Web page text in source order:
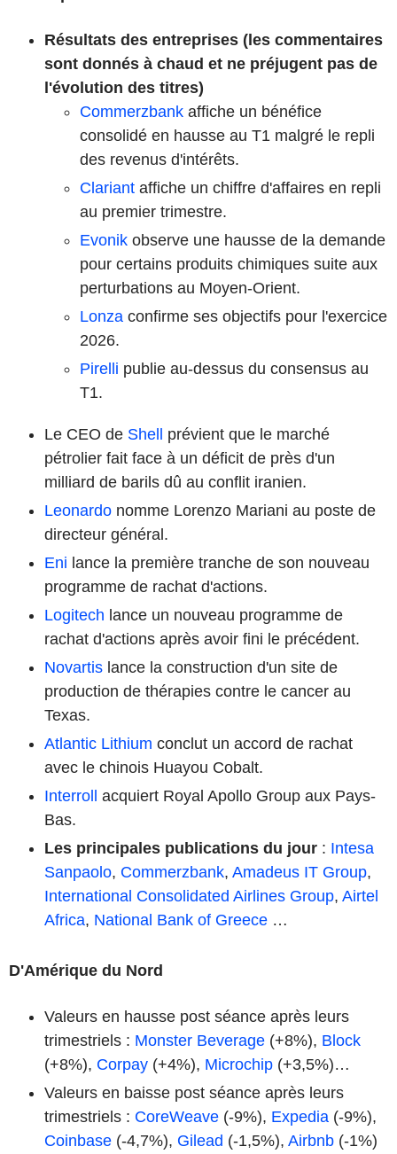
Résultats des entreprises (les commentaires
sont donnés à chaud et ne préjugent pas de
l'évolution des titres)
Commerzbank affiche un bénéfice
consolidé en hausse au T1 malgré le repli
des revenus d'intérêts.
Clariant affiche un chiffre d'affaires en repli
au premier trimestre.
Evonik observe une hausse de la demande
pour certains produits chimiques suite aux
perturbations au Moyen-Orient.
Lonza confirme ses objectifs pour l'exercice
2026.
Pirelli publie au-dessus du consensus au
T1.
Le CEO de Shell prévient que le marché
pétrolier fait face à un déficit de près d'un
milliard de barils dû au conflit iranien.
Leonardo nomme Lorenzo Mariani au poste de
directeur général.
Eni lance la première tranche de son nouveau
programme de rachat d'actions.
Logitech lance un nouveau programme de
rachat d'actions après avoir fini le précédent.
Novartis lance la construction d'un site de
production de thérapies contre le cancer au
Texas.
Atlantic Lithium conclut un accord de rachat
avec le chinois Huayou Cobalt.
Interroll acquiert Royal Apollo Group aux Pays-
Bas.
Les principales publications du jour : Intesa
Sanpaolo, Commerzbank, Amadeus IT Group,
International Consolidated Airlines Group, Airtel
Africa, National Bank of Greece …
D'Amérique du Nord
Valeurs en hausse post séance après leurs
trimestriels : Monster Beverage (+8%), Block
(+8%), Corpay (+4%), Microchip (+3,5%)…
Valeurs en baisse post séance après leurs
trimestriels : CoreWeave (-9%), Expedia (-9%),
Coinbase (-4,7%), Gilead (-1,5%), Airbnb (-1%)